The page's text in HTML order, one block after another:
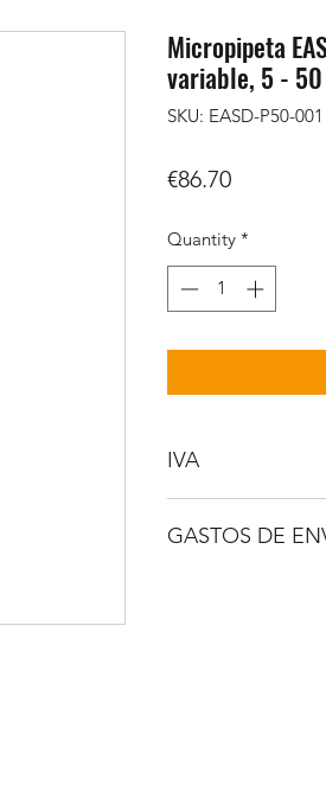
Micropipeta
variable, 5 -
SKU: EASD-P50-001
€86.70Price
Quantity *
IVA
GASTOS DE